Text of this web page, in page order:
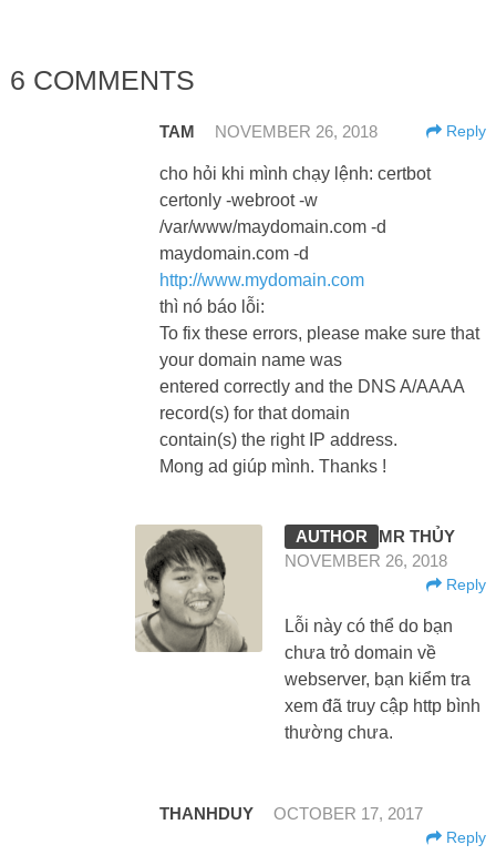
6 COMMENTS
TAM NOVEMBER 26, 2018 Reply
cho hỏi khi mình chạy lệnh: certbot
certonly -webroot -w
/var/www/maydomain.com -d
maydomain.com -d
http://www.mydomain.com
thì nó báo lỗi:
To fix these errors, please make sure that
your domain name was
entered correctly and the DNS A/AAAA
record(s) for that domain
contain(s) the right IP address.
Mong ad giúp mình. Thanks !
MR THỦY
NOVEMBER 26, 2018
Reply
Lỗi này có thể do bạn
chưa trỏ domain về
webserver, bạn kiểm tra
xem đã truy cập http bình
thường chưa.
THANHDUY OCTOBER 17, 2017
Reply